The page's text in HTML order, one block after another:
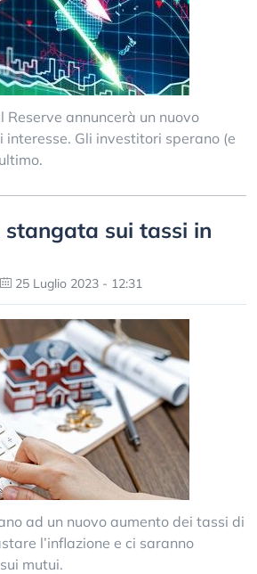
Reserve annuncerà un nuovo
Gli investitori sperano (e
stangata sui tassi in
25 Luglio 2023 - 12:31
ad un nuovo aumento dei tassi di
l’inflazione e ci saranno
mutui.